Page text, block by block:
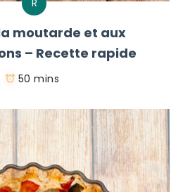
R
moutarde et aux
– Recette rapide
50 mins